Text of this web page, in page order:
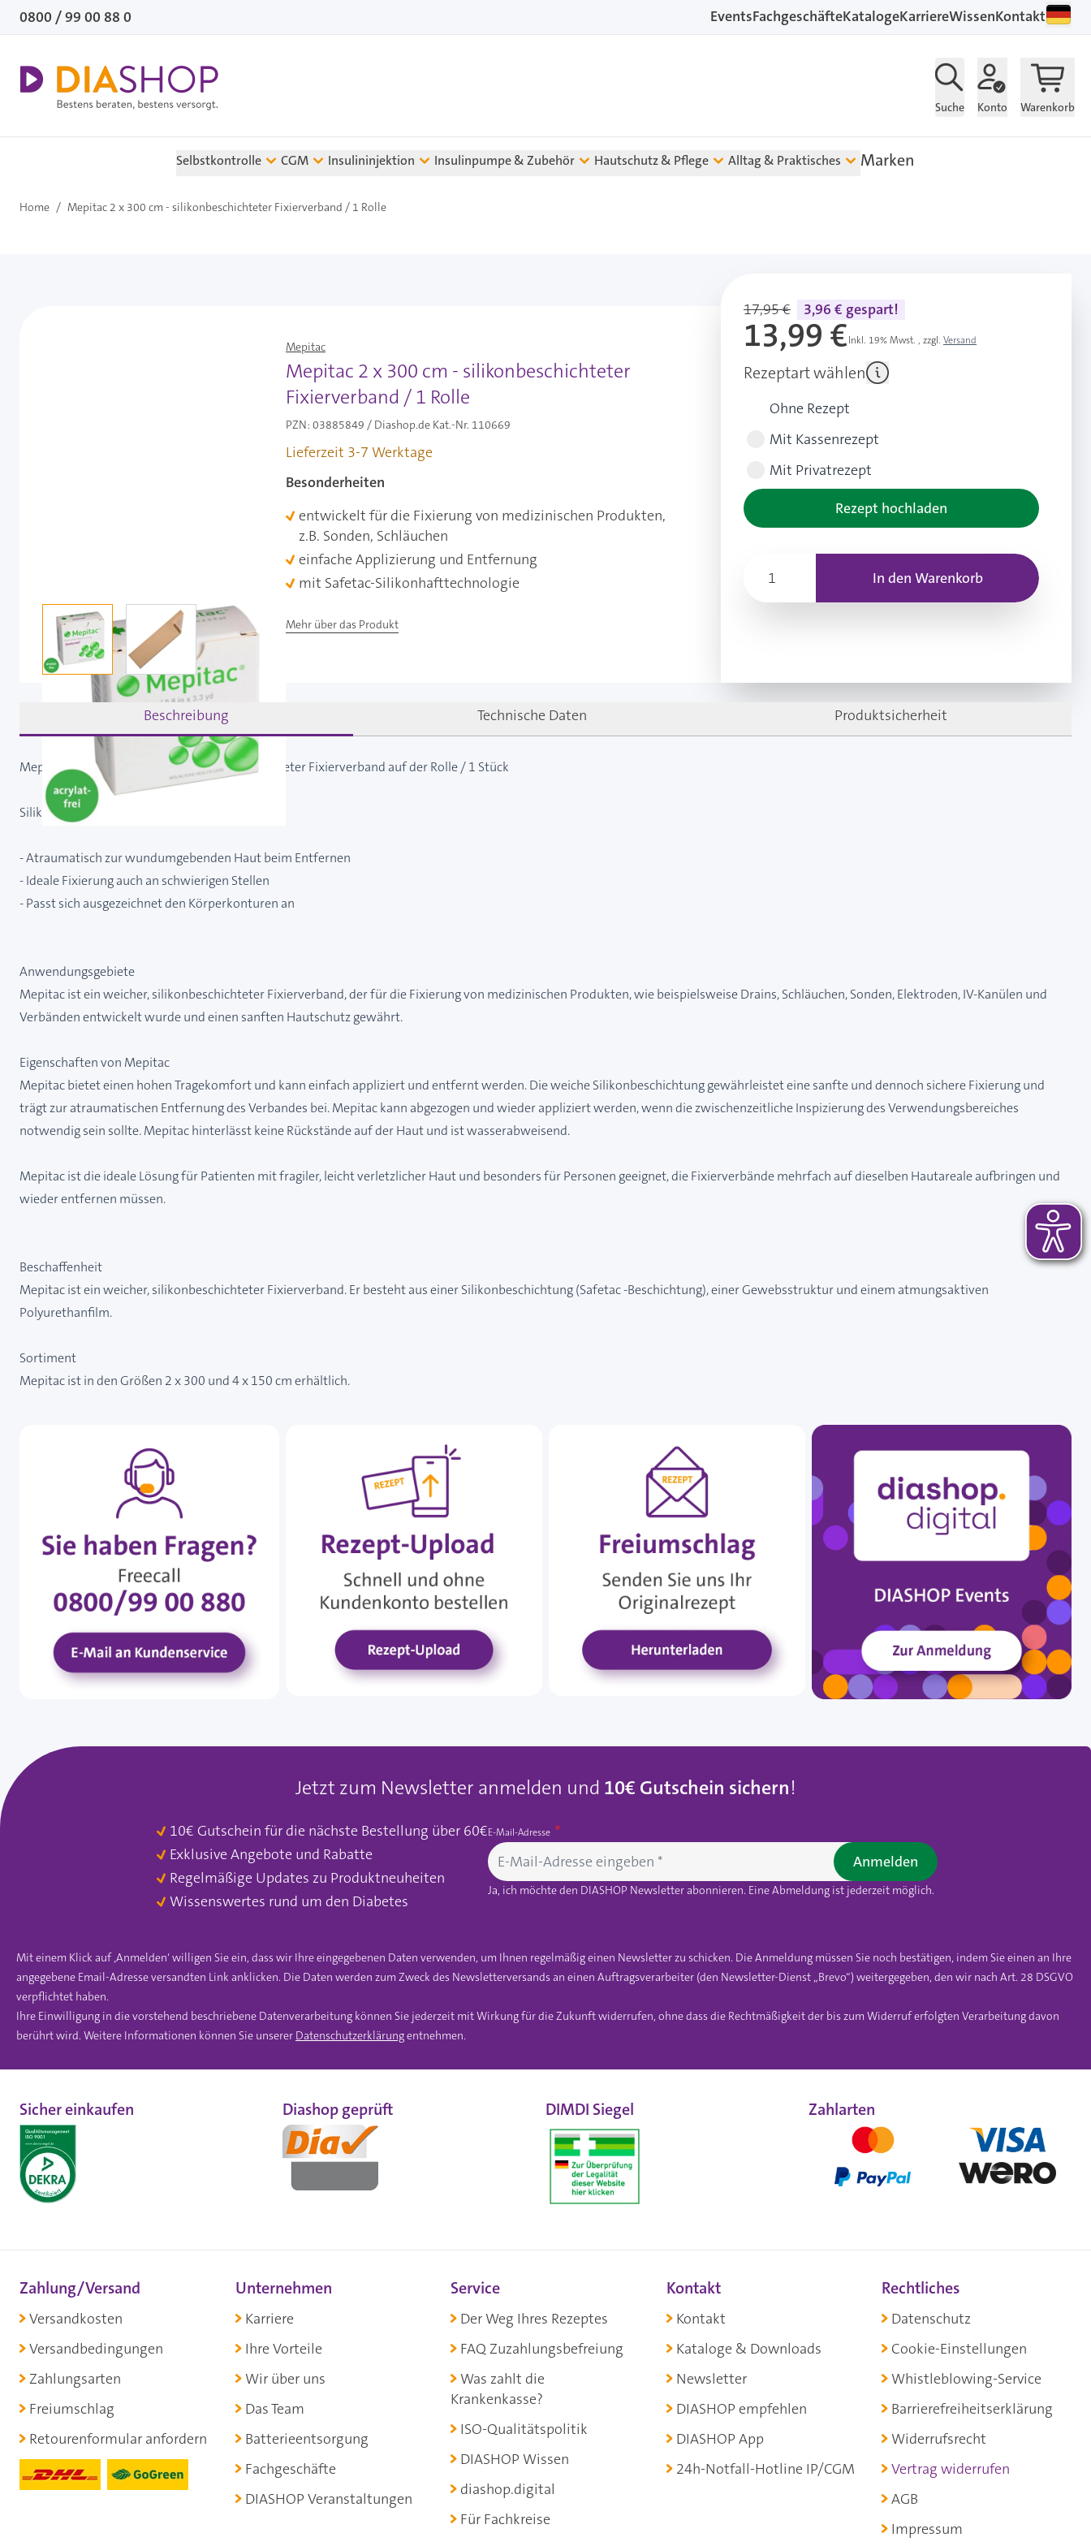
Direkt zum Inhalt
0800 / 99 00 88 0 EventsFachgeschäfteKatalogeKarriereWissenKontakt
Suche Konto Warenkorb
Selbstkontrolle CGM Insulininjektion Insulinpumpe & Zubehör Hautschutz & Pflege Alltag & Praktisches Marken
Home / Mepitac 2 x 300 cm - silikonbeschichteter Fixierverband / 1 Rolle
View larger imageView larger image
Mepitac
Mepitac 2 x 300 cm - silikonbeschichteter
Fixierverband / 1 Rolle
PZN: 03885849 / Diashop.de Kat.-Nr. 110669
Lieferzeit 3-7 Werktage
Besonderheiten
entwickelt für die Fixierung von medizinischen Produkten,
z.B. Sonden, Schläuchen
einfache Applizierung und Entfernung
mit Safetac-Silikonhafttechnologie
Mehr über das Produkt
17,95 € 3,96 € gespart!
13,99 €Inkl. 19% Mwst. , zzgl. Versand
Rezeptart wählen
Ohne Rezept
Mit Kassenrezept
Mit Privatrezept
Rezept hochladen
In den Warenkorb
Beschreibung Technische Daten Produktsicherheit
Mepitac 2 x 300 cm - unsteriler silikonbeschichteter Fixierverband auf der Rolle / 1 Stück
Silikonbeschichteter Fixierverband
- Atraumatisch zur wundumgebenden Haut beim Entfernen
- Ideale Fixierung auch an schwierigen Stellen
- Passt sich ausgezeichnet den Körperkonturen an
Anwendungsgebiete
Mepitac ist ein weicher, silikonbeschichteter Fixierverband, der für die Fixierung von medizinischen Produkten, wie beispielsweise Drains, Schläuchen, Sonden, Elektroden, IV-Kanülen und
Verbänden entwickelt wurde und einen sanften Hautschutz gewährt.
Eigenschaften von Mepitac
Mepitac bietet einen hohen Tragekomfort und kann einfach appliziert und entfernt werden. Die weiche Silikonbeschichtung gewährleistet eine sanfte und dennoch sichere Fixierung und
trägt zur atraumatischen Entfernung des Verbandes bei. Mepitac kann abgezogen und wieder appliziert werden, wenn die zwischenzeitliche Inspizierung des Verwendungsbereiches
notwendig sein sollte. Mepitac hinterlässt keine Rückstände auf der Haut und ist wasserabweisend.
Mepitac ist die ideale Lösung für Patienten mit fragiler, leicht verletzlicher Haut und besonders für Personen geeignet, die Fixierverbände mehrfach auf dieselben Hautareale aufbringen und
wieder entfernen müssen.
Beschaffenheit
Mepitac ist ein weicher, silikonbeschichteter Fixierverband. Er besteht aus einer Silikonbeschichtung (Safetac -Beschichtung), einer Gewebsstruktur und einem atmungsaktiven
Polyurethanfilm.
Sortiment
Mepitac ist in den Größen 2 x 300 und 4 x 150 cm erhältlich.
Jetzt zum Newsletter anmelden und 10€ Gutschein sichern!
10€ Gutschein für die nächste Bestellung über 60€
Exklusive Angebote und Rabatte
Regelmäßige Updates zu Produktneuheiten
Wissenswertes rund um den Diabetes
E-Mail-Adresse
Ja, ich möchte den DIASHOP Newsletter abonnieren. Eine Abmeldung ist jederzeit möglich.
Anmelden
Mit einem Klick auf ‚Anmelden‘ willigen Sie ein, dass wir Ihre eingegebenen Daten verwenden, um Ihnen regelmäßig einen Newsletter zu schicken. Die Anmeldung müssen Sie noch bestätigen, indem Sie einen an Ihre
angegebene Email-Adresse versandten Link anklicken. Die Daten werden zum Zweck des Newsletterversands an einen Auftragsverarbeiter (den Newsletter-Dienst „Brevo“) weitergegeben, den wir nach Art. 28 DSGVO
verpflichtet haben.
Ihre Einwilligung in die vorstehend beschriebene Datenverarbeitung können Sie jederzeit mit Wirkung für die Zukunft widerrufen, ohne dass die Rechtmäßigkeit der bis zum Widerruf erfolgten Verarbeitung davon
berührt wird. Weitere Informationen können Sie unserer Datenschutzerklärungentnehmen.
Sicher einkaufen Diashop geprüft DIMDI Siegel Zahlarten
Zahlung/Versand
Versandkosten
Versandbedingungen
Zahlungsarten
Freiumschlag
Retourenformular anfordern
Unternehmen
Karriere
Ihre Vorteile
Wir über uns
Das Team
Batterieentsorgung
Fachgeschäfte
DIASHOP Veranstaltungen
Service
Der Weg Ihres Rezeptes
FAQ Zuzahlungsbefreiung
Was zahlt die
Krankenkasse?
ISO-Qualitätspolitik
DIASHOP Wissen
diashop.digital
Für Fachkreise
Kontakt
Kontakt
Kataloge & Downloads
Newsletter
DIASHOP empfehlen
DIASHOP App
24h-Notfall-Hotline IP/CGM
Rechtliches
Datenschutz
Cookie-Einstellungen
Whistleblowing-Service
Barrierefreiheitserklärung
Widerrufsrecht
Vertrag widerrufen
AGB
Impressum